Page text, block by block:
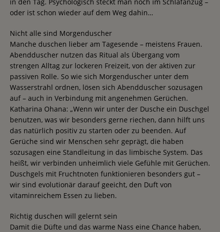
oder ist schon wieder auf dem Weg dahin…
Nicht alle sind Morgenduscher
Manche duschen lieber am Tagesende – meistens Frauen.
Abendduscher nutzen das Ritual als Übergang vom
strengen Alltag zur lockeren Freizeit, von der aktiven zur
passiven Rolle. So wie sich Morgenduscher unter dem
Wasserstrahl ordnen, lösen sich Abendduscher sozusagen
auf – auch in Verbindung mit angenehmen Gerüchen.
Katharina Ohana: „Wenn wir unter der Dusche ein Duschgel
benutzen, was wir besonders gerne riechen, dann hilft uns
das natürlich positiv zu starten oder zu beenden. Auf
Gerüche sind wir Menschen sehr geprägt, die haben
sozusagen eine Standleitung in das limbische System. Das
heißt, wir verbinden unheimlich viele Gefühle mit Gerüchen.
Duschgels mit Fruchtnoten funktionieren besonders gut –
wir sind evolutionär darauf geeicht, den Duft von
vitaminreichem Essen zu lieben.
Richtig duschen will gelernt sein
Damit die Düfte und das warme Nass eine Chance haben,